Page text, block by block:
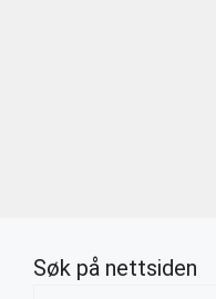
Søk på nettsiden